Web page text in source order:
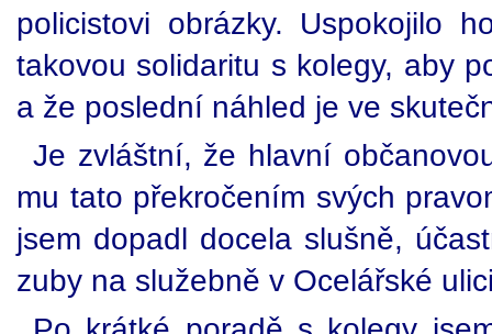
policistovi obrázky. Uspokojilo
takovou solidaritu s kolegy, aby
a že poslední náhled je ve
Je zvláštní, že hlavní
mu tato překročením svých
jsem dopadl docela slušně,
zuby na služebně v Ocelářské